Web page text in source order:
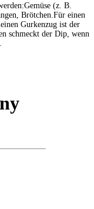
(z. B.
Brötchen.Für einen
Gurkenzug ist der
schmeckt der Dip, wenn